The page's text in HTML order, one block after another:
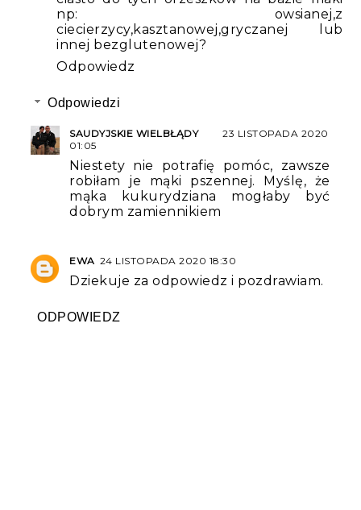
np: owsianej,z
ciecierzycy,kasztanowej,gryczanej lub
innej bezglutenowej?
Odpowiedz
Odpowiedzi
SAUDYJSKIE WIELBŁĄDY
23 LISTOPADA 2020
01:05
Niestety nie potrafię pomóc, zawsze
robiłam je mąki pszennej. Myślę, że
mąka kukurydziana mogłaby być
dobrym zamiennikiem
EWA 24 LISTOPADA 2020 18:30
Dziekuje za odpowiedz i pozdrawiam.
ODPOWIEDZ